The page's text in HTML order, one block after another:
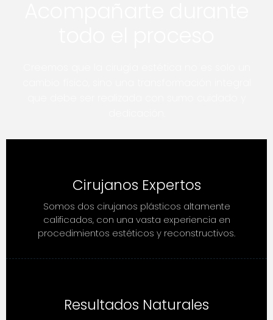
Cirujanos Expertos
Somos dos cirujanos plásticos altamente
calificados, con una vasta experiencia en
procedimientos estéticos y reconstructivos.
Resultados Naturales